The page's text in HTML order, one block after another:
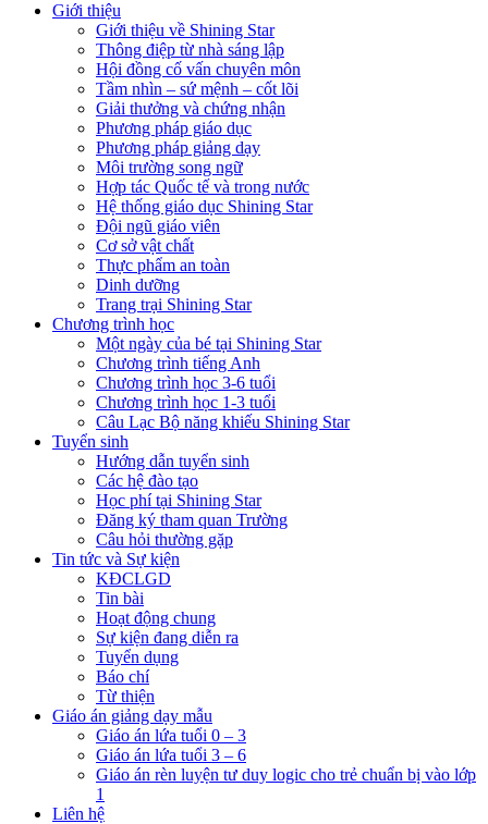
Giới thiệu
Giới thiệu về Shining Star
Thông điệp từ nhà sáng lập
Hội đồng cố vấn chuyên môn
Tầm nhìn – sứ mệnh – cốt lõi
Giải thưởng và chứng nhận
Phương pháp giáo dục
Phương pháp giảng dạy
Môi trường song ngữ
Hợp tác Quốc tế và trong nước
Hệ thống giáo dục Shining Star
Đội ngũ giáo viên
Cơ sở vật chất
Thực phẩm an toàn
Dinh dưỡng
Trang trại Shining Star
Chương trình học
Một ngày của bé tại Shining Star
Chương trình tiếng Anh
Chương trình học 3-6 tuổi
Chương trình học 1-3 tuổi
Câu Lạc Bộ năng khiếu Shining Star
Tuyển sinh
Hướng dẫn tuyển sinh
Các hệ đào tạo
Học phí tại Shining Star
Đăng ký tham quan Trường
Câu hỏi thường gặp
Tin tức và Sự kiện
KĐCLGD
Tin bài
Hoạt động chung
Sự kiện đang diễn ra
Tuyển dụng
Báo chí
Từ thiện
Giáo án giảng dạy mẫu
Giáo án lứa tuổi 0 – 3
Giáo án lứa tuổi 3 – 6
Giáo án rèn luyện tư duy logic cho trẻ chuẩn bị vào lớp
1
Liên hệ